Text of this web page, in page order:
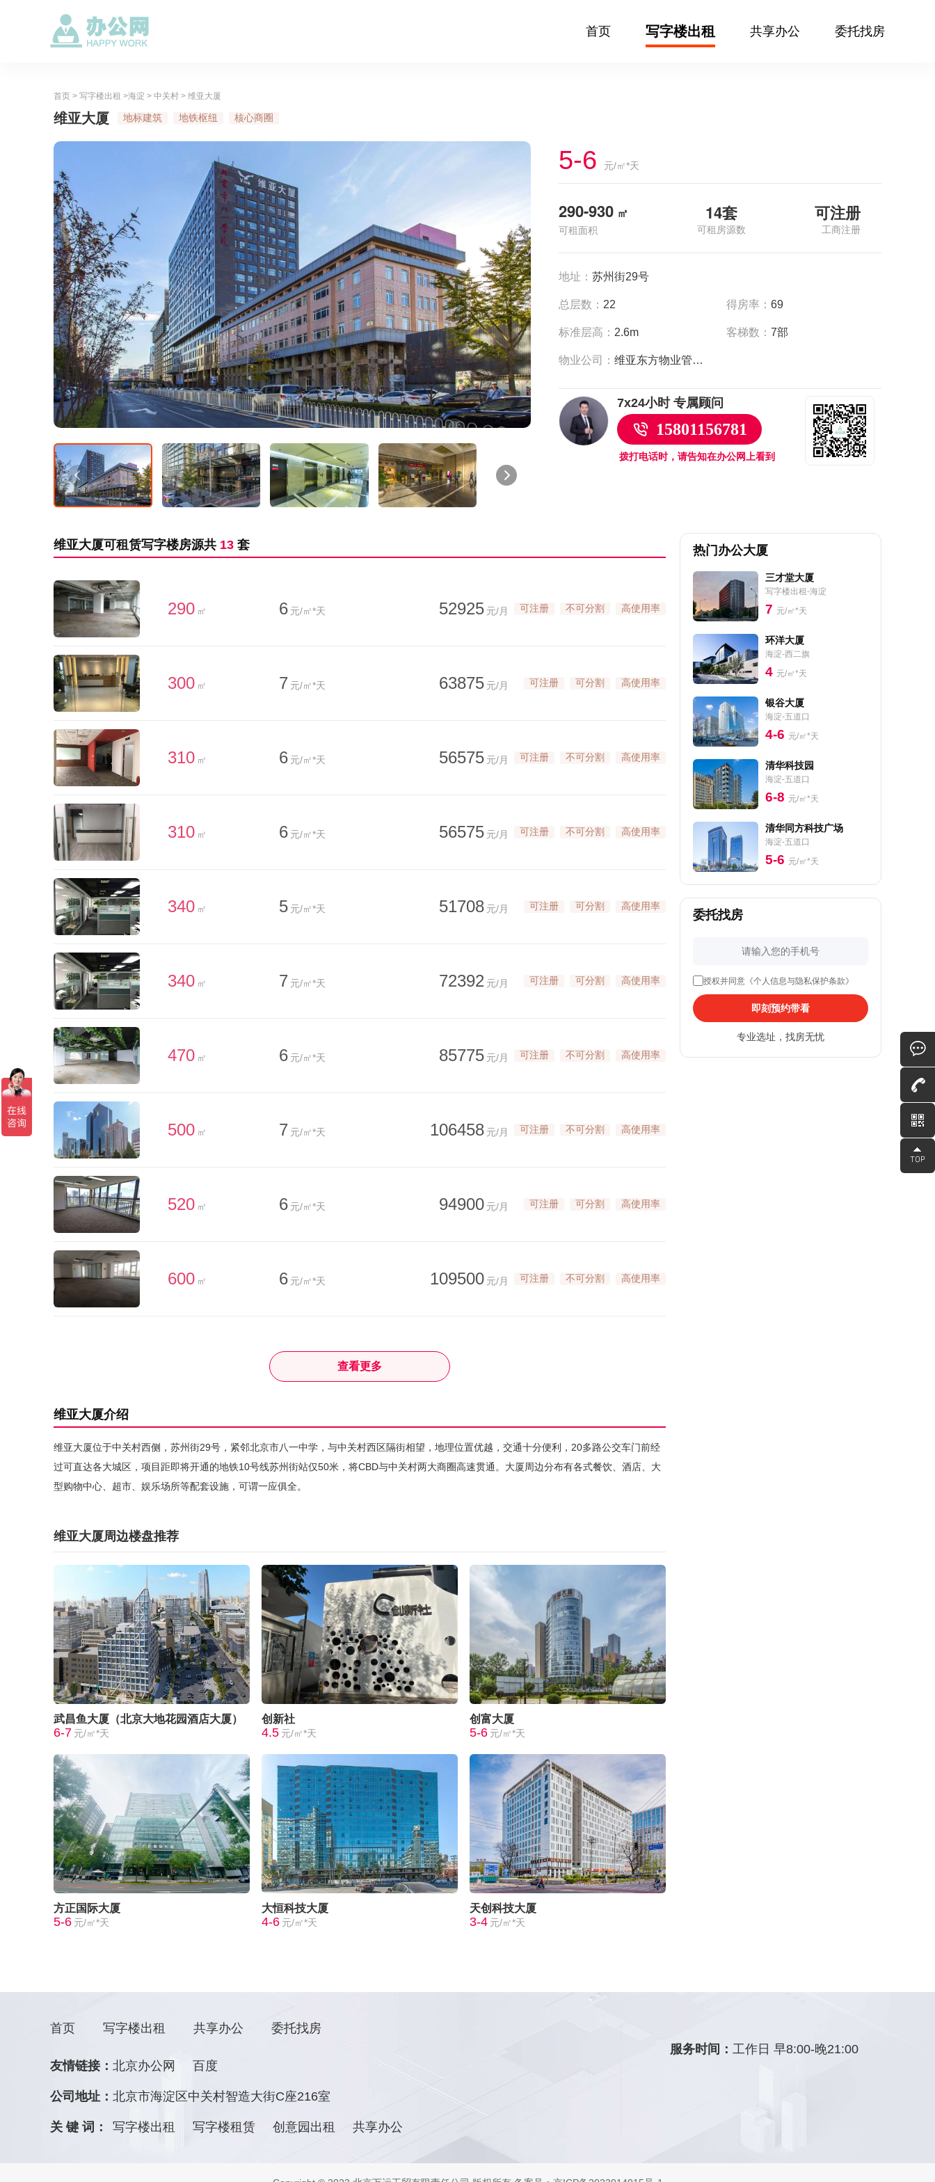
首页 写字楼出租 共享办公 委托找房
首页 > 写字楼出租 >海淀 > 中关村 > 维亚大厦
维亚大厦 地标建筑 地铁枢纽 核心商圈
5-6 元/㎡*天
290-930 ㎡
可租面积
14套
可租房源数
可注册
工商注册
地址： 苏州街29号
总层数： 22 得房率：69
标准层高： 2.6m 客梯数：7部
物业公司： 维亚东方物业管理（北京）有限公司
7x24小时 专属顾问
15801156781
拨打电话时，请告知在办公网上看到
维亚大厦可租赁写字楼房源共 13 套
290 ㎡ 6 元/㎡*天 52925 元/月 可注册 不可分割 高使用率
300 ㎡ 7 元/㎡*天 63875 元/月 可注册 可分割 高使用率
310 ㎡ 6 元/㎡*天 56575 元/月 可注册 不可分割 高使用率
310 ㎡ 6 元/㎡*天 56575 元/月 可注册 不可分割 高使用率
340 ㎡ 5 元/㎡*天 51708 元/月 可注册 可分割 高使用率
340 ㎡ 7 元/㎡*天 72392 元/月 可注册 可分割 高使用率
470 ㎡ 6 元/㎡*天 85775 元/月 可注册 不可分割 高使用率
500 ㎡ 7 元/㎡*天 106458 元/月 可注册 不可分割 高使用率
520 ㎡ 6 元/㎡*天 94900 元/月 可注册 可分割 高使用率
600 ㎡ 6 元/㎡*天 109500 元/月 可注册 不可分割 高使用率
查看更多
维亚大厦介绍
维亚大厦位于中关村西侧，苏州街29号，紧邻北京市八一中学，与中关村西区隔街相望，地理位置优越，交通十分便利，20多路公交车门前经
过可直达各大城区，项目距即将开通的地铁10号线苏州街站仅50米，将CBD与中关村两大商圈高速贯通。大厦周边分布有各式餐饮、酒店、大
型购物中心、超市、娱乐场所等配套设施，可谓一应俱全。
维亚大厦周边楼盘推荐
武昌鱼大厦（北京大地花园酒店大厦）
6-7 元/㎡*天
创新社
4.5 元/㎡*天
创富大厦
5-6 元/㎡*天
方正国际大厦
5-6 元/㎡*天
大恒科技大厦
4-6 元/㎡*天
天创科技大厦
3-4 元/㎡*天
热门办公大厦
三才堂大厦
写字楼出租-海淀
7 元/㎡*天
环洋大厦
海淀-西二旗
4 元/㎡*天
银谷大厦
海淀-五道口
4-6 元/㎡*天
清华科技园
海淀-五道口
6-8 元/㎡*天
清华同方科技广场
海淀-五道口
5-6 元/㎡*天
委托找房
授权并同意《个人信息与隐私保护条款》
即刻预约带看
专业选址，找房无忧
首页 写字楼出租 共享办公 委托找房
友情链接： 北京办公网 百度
公司地址： 北京市海淀区中关村智造大街C座216室
关 键 词： 写字楼出租 写字楼租赁 创意园出租 共享办公
服务时间：工作日 早8:00-晚21:00